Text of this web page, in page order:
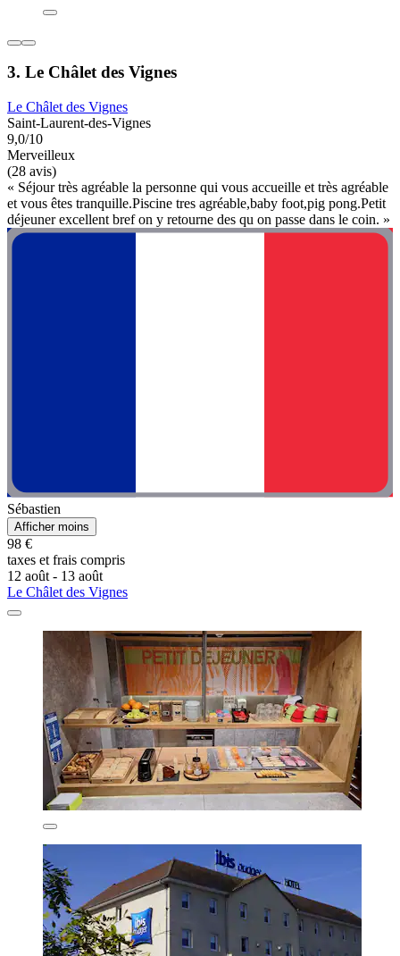
3. Le Châlet des Vignes
Le Châlet des Vignes
Saint-Laurent-des-Vignes
9,0/10
Merveilleux
(28 avis)
« Séjour très agréable la personne qui vous accueille et très agréable
et vous êtes tranquille.Piscine tres agréable,baby foot,pig pong.Petit
déjeuner excellent bref on y retourne des qu on passe dans le coin. »
Sébastien
Afficher moins
98 €
taxes et frais compris
12 août - 13 août
Le Châlet des Vignes